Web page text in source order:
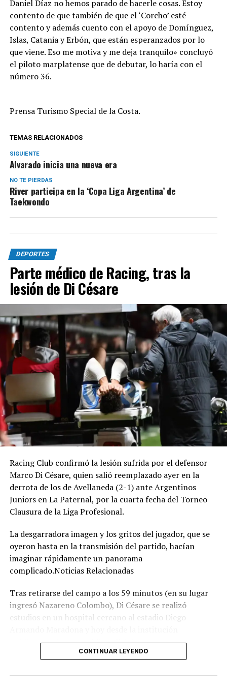
Daniel Díaz no hemos parado de hacerle cosas. Estoy
contento de que también de que el ‘Corcho’ esté
contento y además cuento con el apoyo de Domínguez,
Islas, Catania y Erbón, que están esperanzados por lo
que viene. Eso me motiva y me deja tranquilo» concluyó
el piloto marplatense que de debutar, lo haría con el
número 36.
Prensa Turismo Special de la Costa.
TEMAS RELACIONADOS
SIGUIENTE
Alvarado inicia una nueva era
NO TE PIERDAS
River participa en la ‘Copa Liga Argentina’ de
Taekwondo
DEPORTES
Parte médico de Racing, tras la
lesión de Di Césare
Racing Club confirmó la lesión sufrida por el defensor
Marco Di Césare, quien salió reemplazado ayer en la
derrota de los de Avellaneda (2-1) ante Argentinos
Juniors en La Paternal, por la cuarta fecha del Torneo
Clausura de la Liga Profesional.
La desgarradora imagen y los gritos del jugador, que se
oyeron hasta en la transmisión del partido, hacían
imaginar rápidamente un panorama
complicado.Noticias Relacionadas
Tras retirarse del campo a los 59 minutos (en su lugar
ingresó Nazareno Colombo), Di Césare se realizó
estudios en un hospital cercano al estadio Diego
publicaron el parte médico oficial.
El mismo resumía lo siguiente:
CONTINUAR LEYENDO